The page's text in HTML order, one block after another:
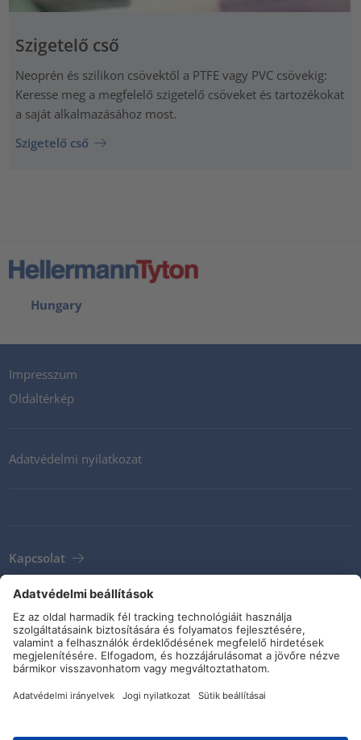
Szigetelő cső
Neoprén és szilikon csövektől a PTFE vagy PVC csövekig:
Keresse meg a megfelelő szigetelő csöveket és tartozékokat
a saját alkalmazásához most.
Szigetelő cső
Hungary
Impresszum
Oldaltérkép
Adatvédelmi nyilatkozat
Kapcsolat
ÁSZF
Irányelvek és kötelezettségvállalások
Közösségi média